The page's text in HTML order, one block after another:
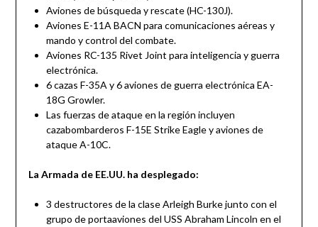
Aviones de búsqueda y rescate (HC-130J).
Aviones E-11A BACN para comunicaciones aéreas y
mando y control del combate.
Aviones RC-135 Rivet Joint para inteligencia y guerra
electrónica.
6 cazas F-35A y 6 aviones de guerra electrónica EA-
18G Growler.
Las fuerzas de ataque en la región incluyen
cazabombarderos F-15E Strike Eagle y aviones de
ataque A-10C.
La Armada de EE.UU. ha desplegado:
3 destructores de la clase Arleigh Burke junto con el
grupo de portaaviones del USS Abraham Lincoln en el